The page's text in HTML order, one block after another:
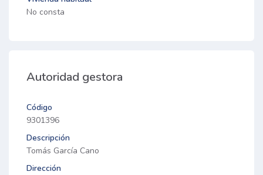
No consta
Autoridad gestora
Código
9301396
Descripción
Tomás García Cano
Dirección